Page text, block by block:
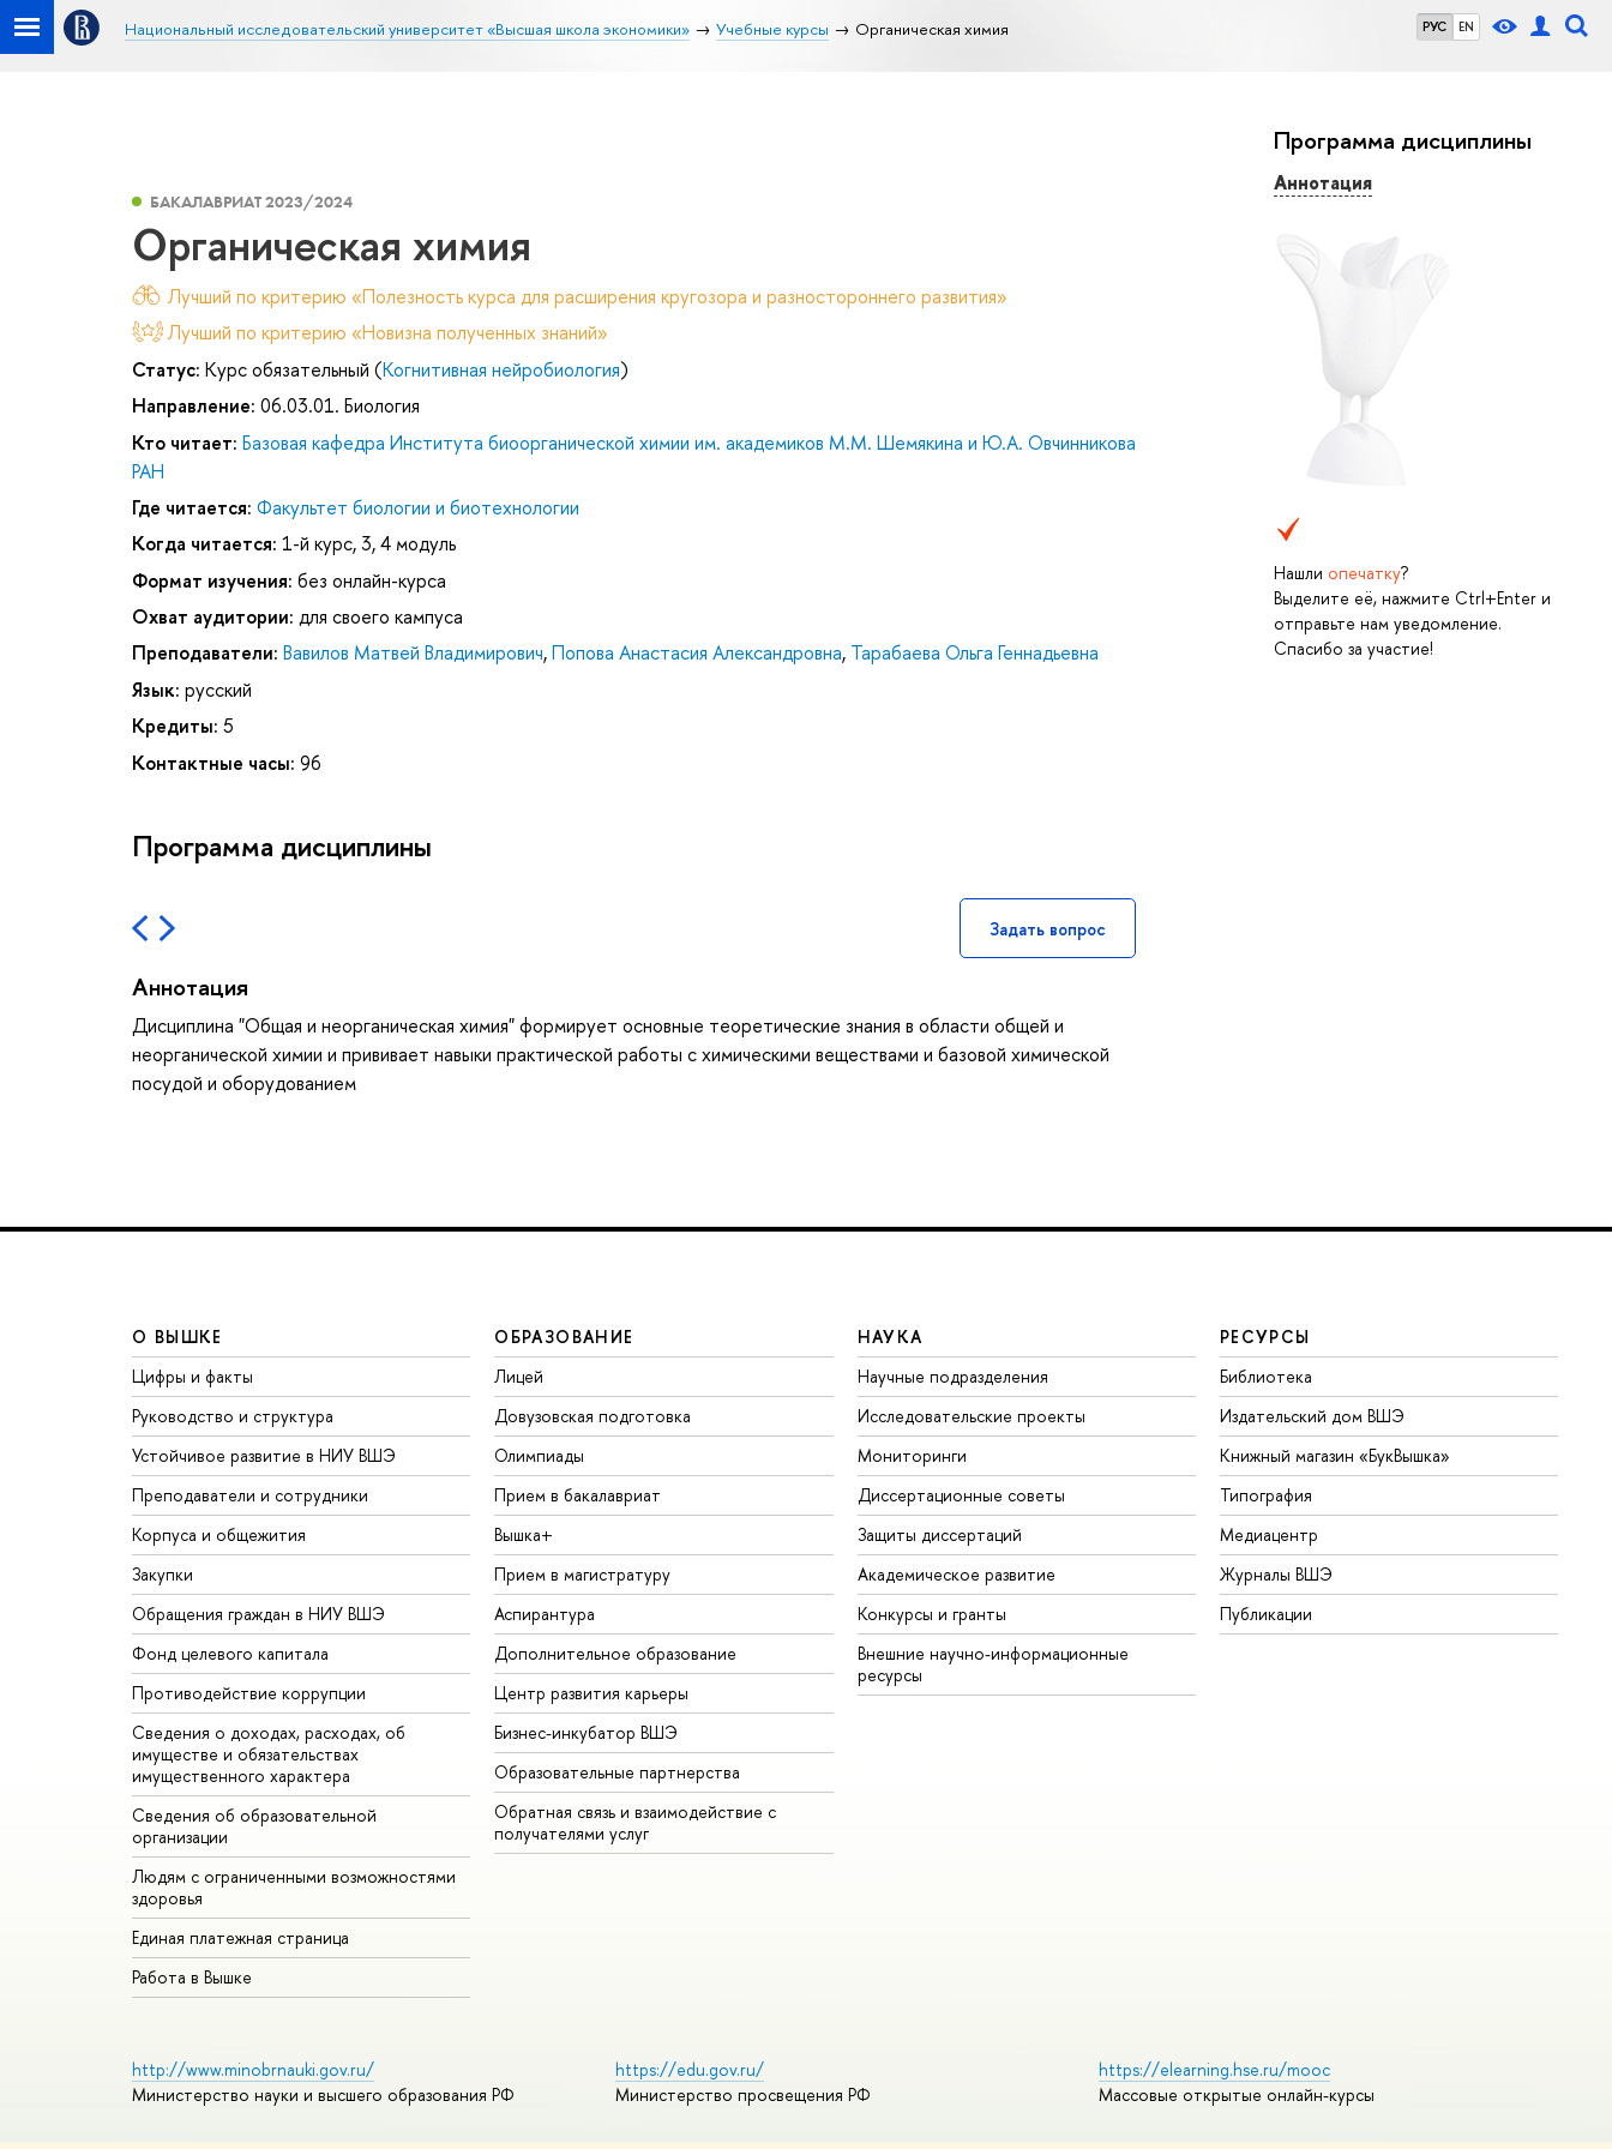
РУС EN
Национальный исследовательский университет «Высшая школа экономики» Учебные курсы Органическая химия
Программа дисциплины
Аннотация
Нашли опечатку?
Выделите её, нажмите Ctrl+Enter и
отправьте нам уведомление.
Спасибо за участие!
БАКАЛАВРИАТ 2023/2024
Органическая химия
Лучший по критерию «Полезность курса для расширения кругозора и разностороннего развития»
Лучший по критерию «Новизна полученных знаний»
Статус: Курс обязательный (Когнитивная нейробиология)
Направление: 06.03.01. Биология
Кто читает: Базовая кафедра Института биоорганической химии им. академиков М.М. Шемякина и Ю.А. Овчинникова
РАН
Где читается: Факультет биологии и биотехнологии
Когда читается: 1-й курс, 3, 4 модуль
Формат изучения: без онлайн-курса
Охват аудитории: для своего кампуса
Преподаватели: Вавилов Матвей Владимирович,Попова Анастасия Александровна, Тарабаева Ольга Геннадьевна
Язык: русский
Кредиты: 5
Контактные часы: 96
Программа дисциплины
Задать вопрос
Аннотация
Дисциплина "Общая и неорганическая химия" формирует основные теоретические знания в области общей и
неорганической химии и прививает навыки практической работы с химическими веществами и базовой химической
посудой и оборудованием
О ВЫШКЕ
Цифры и факты
Руководство и структура
Устойчивое развитие в НИУ ВШЭ
Преподаватели и сотрудники
Корпуса и общежития
Закупки
Обращения граждан в НИУ ВШЭ
Фонд целевого капитала
Противодействие коррупции
Сведения о доходах, расходах, об
имуществе и обязательствах
имущественного характера
Сведения об образовательной
организации
Людям с ограниченными возможностями
здоровья
Единая платежная страница
Работа в Вышке
ОБРАЗОВАНИЕ
Лицей
Довузовская подготовка
Олимпиады
Прием в бакалавриат
Вышка+
Прием в магистратуру
Аспирантура
Дополнительное образование
Центр развития карьеры
Бизнес-инкубатор ВШЭ
Образовательные партнерства
Обратная связь и взаимодействие с
получателями услуг
НАУКА
Научные подразделения
Исследовательские проекты
Мониторинги
Диссертационные советы
Защиты диссертаций
Академическое развитие
Конкурсы и гранты
Внешние научно-информационные
ресурсы
РЕСУРСЫ
Библиотека
Издательский дом ВШЭ
Книжный магазин «БукВышка»
Типография
Медиацентр
Журналы ВШЭ
Публикации
http://www.minobrnauki.gov.ru/
Министерство науки и высшего образования РФ
https://edu.gov.ru/
Министерство просвещения РФ
https://elearning.hse.ru/mooc
Массовые открытые онлайн-курсы